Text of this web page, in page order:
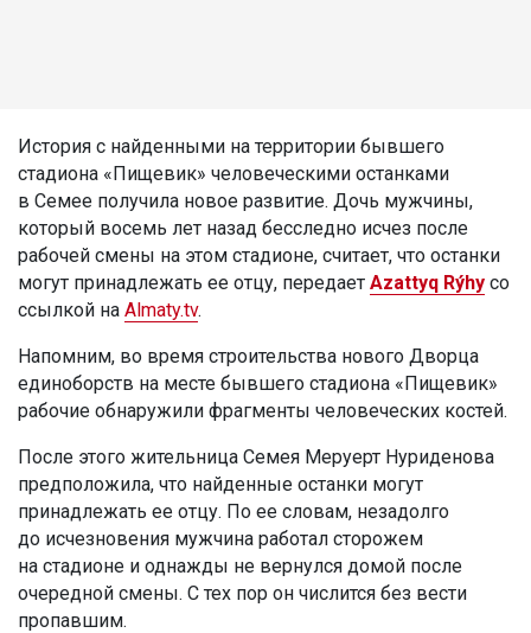
История с найденными на территории бывшего
стадиона «Пищевик» человеческими останками
в Семее получила новое развитие. Дочь мужчины,
который восемь лет назад бесследно исчез после
рабочей смены на этом стадионе, считает, что останки
могут принадлежать ее отцу, передает Azattyq Rýhy со
ссылкой на Almaty.tv.
Напомним, во время строительства нового Дворца
единоборств на месте бывшего стадиона «Пищевик»
рабочие обнаружили фрагменты человеческих костей.
После этого жительница Семея Меруерт Нуриденова
предположила, что найденные останки могут
принадлежать ее отцу. По ее словам, незадолго
до исчезновения мужчина работал сторожем
на стадионе и однажды не вернулся домой после
очередной смены. С тех пор он числится без вести
пропавшим.